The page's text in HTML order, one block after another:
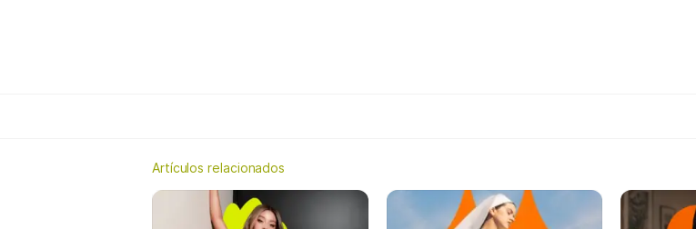
Artículos relacionados